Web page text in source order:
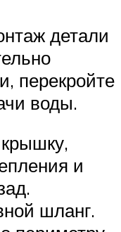
детали
перекройте
воды.
и
шланг.